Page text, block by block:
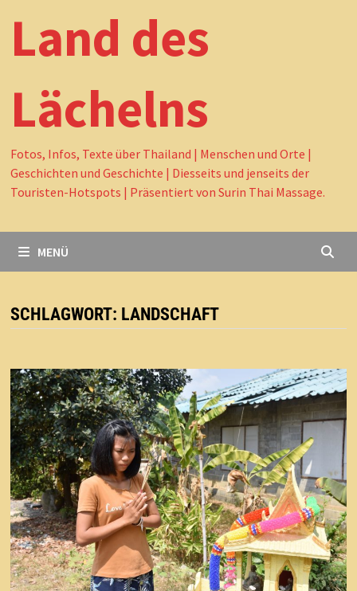
Land des
Lächelns
Fotos, Infos, Texte über Thailand | Menschen und Orte |
Geschichten und Geschichte | Diesseits und jenseits der
Touristen-Hotspots | Präsentiert von Surin Thai Massage.
MENÜ
SCHLAGWORT: LANDSCHAFT